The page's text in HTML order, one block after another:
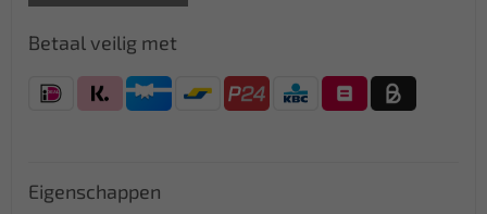
Betaal veilig met
Eigenschappen